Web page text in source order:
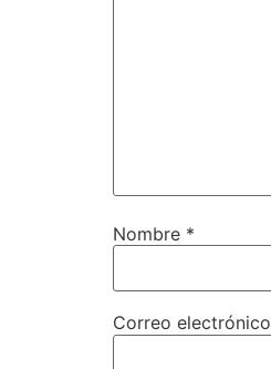
Nombre *
Correo electrónico